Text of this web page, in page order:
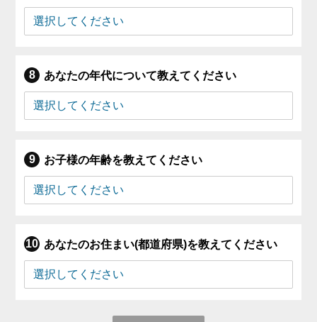
あなたの年代について教えてください
お子様の年齢を教えてください
あなたのお住まい(都道府県)を教えてください